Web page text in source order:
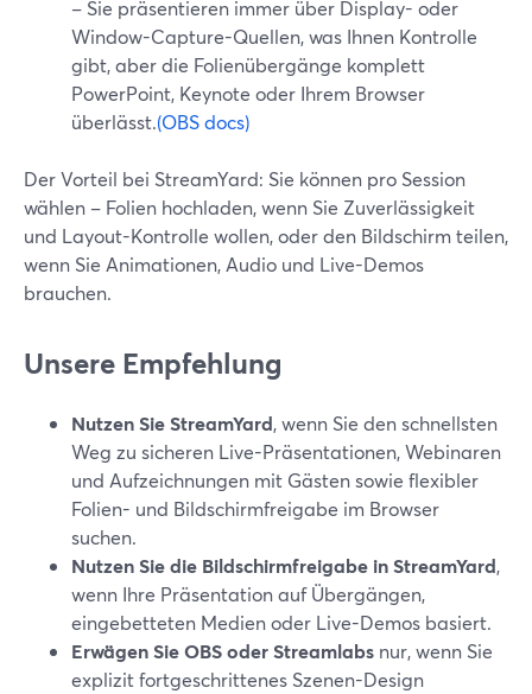
– Sie präsentieren immer über Display- oder
Window-Capture-Quellen, was Ihnen Kontrolle
gibt, aber die Folienübergänge komplett
PowerPoint, Keynote oder Ihrem Browser
überlässt.(OBS docs)
Der Vorteil bei StreamYard: Sie können pro Session
wählen – Folien hochladen, wenn Sie Zuverlässigkeit
und Layout-Kontrolle wollen, oder den Bildschirm teilen,
wenn Sie Animationen, Audio und Live-Demos
brauchen.
Unsere Empfehlung
Nutzen Sie StreamYard, wenn Sie den schnellsten
Weg zu sicheren Live-Präsentationen, Webinaren
und Aufzeichnungen mit Gästen sowie flexibler
Folien- und Bildschirmfreigabe im Browser
suchen.
Nutzen Sie die Bildschirmfreigabe in StreamYard,
wenn Ihre Präsentation auf Übergängen,
eingebetteten Medien oder Live-Demos basiert.
Erwägen Sie OBS oder Streamlabs nur, wenn Sie
explizit fortgeschrittenes Szenen-Design